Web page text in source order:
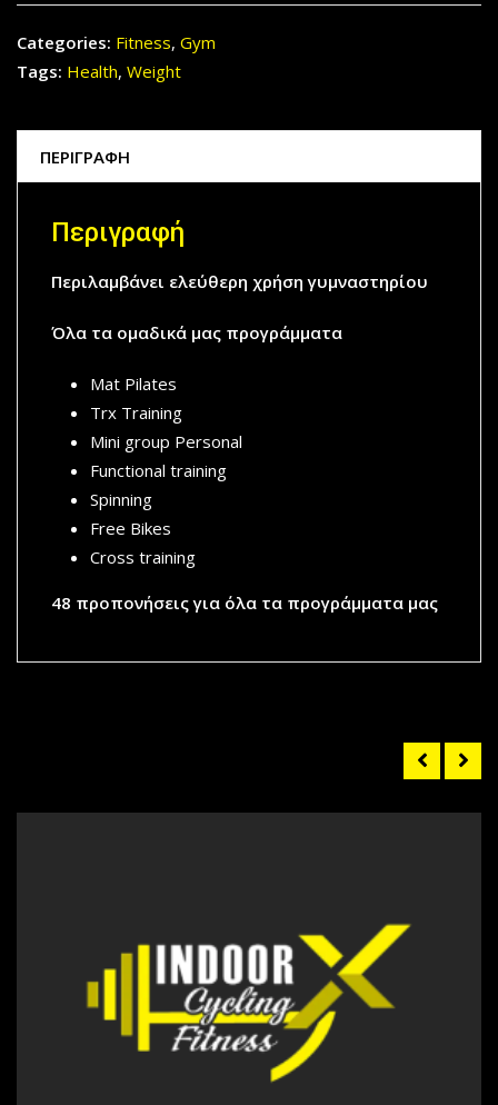
Categories: Fitness, Gym
Tags: Health, Weight
ΠΕΡΙΓΡΑΦΉ
Περιγραφή
Περιλαμβάνει ελεύθερη χρήση γυμναστηρίου
Όλα τα ομαδικά μας προγράμματα
Mat Pilates
Trx Training
Mini group Personal
Functional training
Spinning
Free Bikes
Cross training
48 προπονήσεις για όλα τα προγράμματα μας